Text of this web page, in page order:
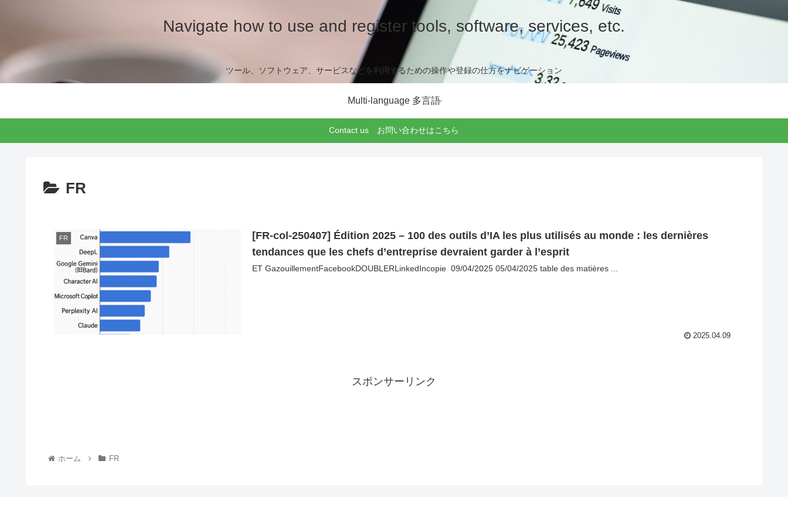
Navigate how to use and register tools, software, services, etc.
ツール、ソフトウェア、サービスなどを利用するための操作や登録の仕方をナビゲーション
Multi-language 多言語
Contact us お問い合わせはこちら
FR
FR
[FR-col-250407] Édition 2025 – 100 des outils d’IA les plus utilisés au monde : les dernières
tendances que les chefs d’entreprise devraient garder à l’esprit
ET GazouillementFacebookDOUBLERLinkedIncopie 09/04/2025 05/04/2025 table des matières ...
2025.04.09
スポンサーリンク
ホーム FR